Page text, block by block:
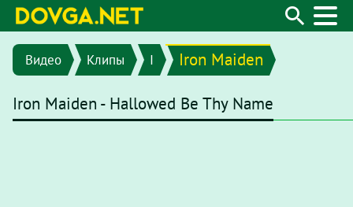
Видео Клипы I Iron Maiden
Iron Maiden - Hallowed Be Thy Name